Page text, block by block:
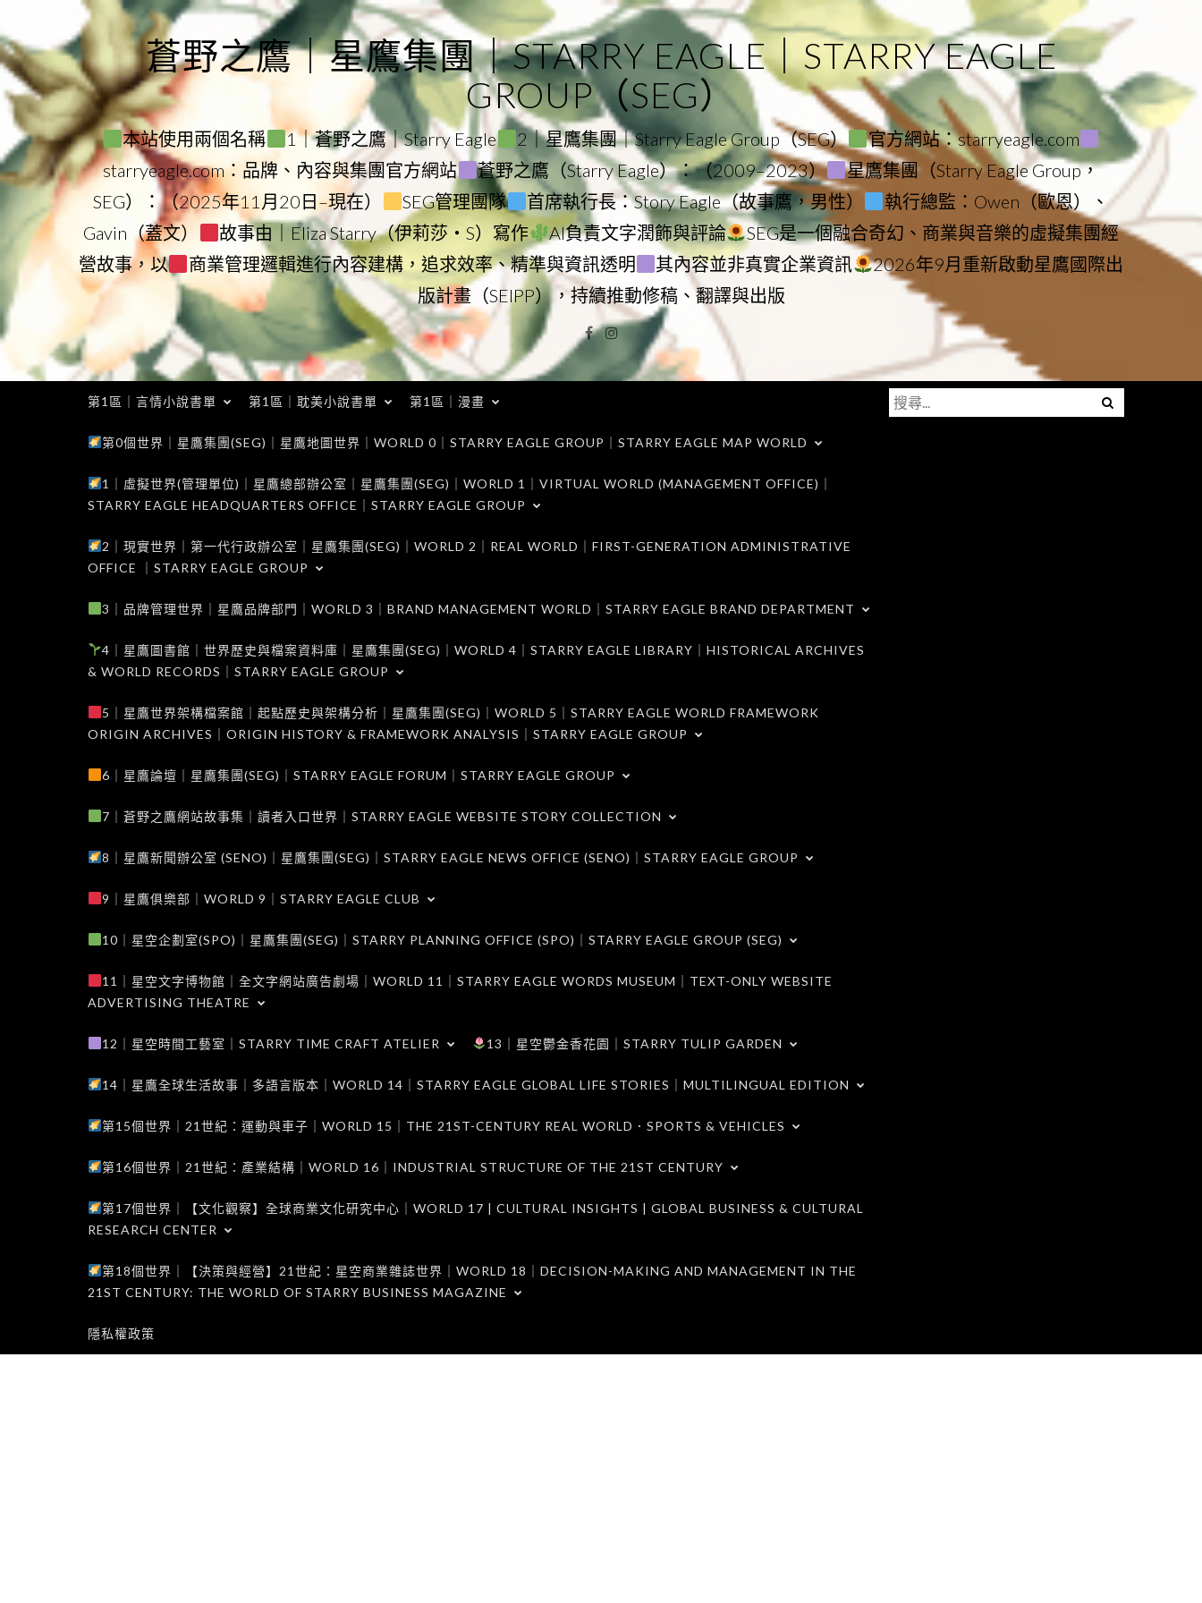
to
content
蒼野之鷹｜星鷹集團｜STARRY EAGLE｜STARRY EAGLE
GROUP（SEG）
本站使用兩個名稱 1｜蒼野之鷹｜Starry Eagle 2｜星鷹集團｜Starry Eagle Group（SEG）
官方網站：starryeagle.com
starryeagle.com：品牌、內容與集團官方網站
蒼野之鷹（Starry Eagle）：（2009–2023）
星鷹集團（Starry Eagle Group，
SEG）：（2025年11月20日–現在）
SEG管理團隊 首席執行長：Story Eagle（故事鷹，男性）
執行總監：Owen（歐恩）、
Gavin（蓋文）
故事由｜Eliza Starry（伊莉莎・S）寫作 AI負責文字潤飾與評論
SEG是一個融合奇幻、商業與音樂的虛擬集團經
營故事，以
商業管理邏輯進行內容建構，追求效率、精準與資訊透明 其內容並非真實企業資訊
2026年9月重新啟動星鷹國際出
版計畫（SEIPP），持續推動修稿、翻譯與出版
Facebook
Instagram
第1區｜言情小說書單 第1區｜耽美小說書單 第1區｜漫畫
第0個世界｜星鷹集團(SEG)｜星鷹地圖世界｜WORLD 0｜STARRY EAGLE GROUP｜STARRY EAGLE MAP WORLD
1｜虛擬世界(管理單位)｜星鷹總部辦公室｜星鷹集團(SEG)｜WORLD 1｜VIRTUAL WORLD (MANAGEMENT OFFICE)｜
STARRY EAGLE HEADQUARTERS OFFICE｜STARRY EAGLE GROUP
2｜現實世界｜第一代行政辦公室｜星鷹集團(SEG)｜WORLD 2｜REAL WORLD｜FIRST-GENERATION ADMINISTRATIVE
OFFICE ｜STARRY EAGLE GROUP
3｜品牌管理世界｜星鷹品牌部門｜WORLD 3｜BRAND MANAGEMENT WORLD｜STARRY EAGLE BRAND DEPARTMENT
4｜星鷹圖書館｜世界歷史與檔案資料庫｜星鷹集團(SEG)｜WORLD 4｜STARRY EAGLE LIBRARY｜HISTORICAL ARCHIVES
& WORLD RECORDS｜STARRY EAGLE GROUP
5｜星鷹世界架構檔案館｜起點歷史與架構分析｜星鷹集團(SEG)｜WORLD 5｜STARRY EAGLE WORLD FRAMEWORK
ORIGIN ARCHIVES｜ORIGIN HISTORY & FRAMEWORK ANALYSIS｜STARRY EAGLE GROUP
6｜星鷹論壇｜星鷹集團(SEG)｜STARRY EAGLE FORUM｜STARRY EAGLE GROUP
7｜蒼野之鷹網站故事集｜讀者入口世界｜STARRY EAGLE WEBSITE STORY COLLECTION
8｜星鷹新聞辦公室 (SENO)｜星鷹集團(SEG)｜STARRY EAGLE NEWS OFFICE (SENO)｜STARRY EAGLE GROUP
9｜星鷹俱樂部｜WORLD 9｜STARRY EAGLE CLUB
10｜星空企劃室(SPO)｜星鷹集團(SEG)｜STARRY PLANNING OFFICE (SPO)｜STARRY EAGLE GROUP (SEG)
11｜星空文字博物館｜全文字網站廣告劇場｜WORLD 11｜STARRY EAGLE WORDS MUSEUM｜TEXT-ONLY WEBSITE
ADVERTISING THEATRE
12｜星空時間工藝室｜STARRY TIME CRAFT ATELIER 13｜星空鬱金香花園｜STARRY TULIP GARDEN
14｜星鷹全球生活故事｜多語言版本｜WORLD 14｜STARRY EAGLE GLOBAL LIFE STORIES｜MULTILINGUAL EDITION
第15個世界｜21世紀：運動與車子｜WORLD 15｜THE 21ST-CENTURY REAL WORLD．SPORTS & VEHICLES
第16個世界｜21世紀：產業結構｜WORLD 16｜INDUSTRIAL STRUCTURE OF THE 21ST CENTURY
第17個世界｜【文化觀察】全球商業文化研究中心｜WORLD 17 | CULTURAL INSIGHTS | GLOBAL BUSINESS & CULTURAL
RESEARCH CENTER
第18個世界｜【決策與經營】21世紀：星空商業雜誌世界｜WORLD 18｜DECISION-MAKING AND MANAGEMENT IN THE
21ST CENTURY: THE WORLD OF STARRY BUSINESS MAGAZINE
隱私權政策
Menu
搜
尋